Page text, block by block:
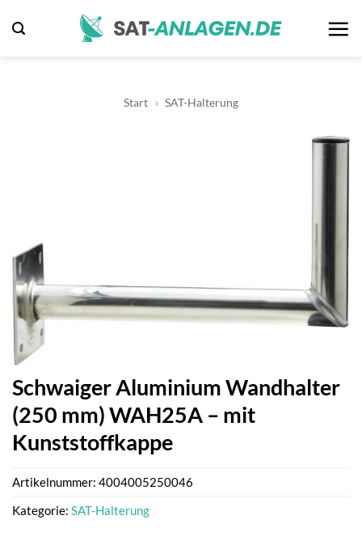
Inhalt
Start » SAT-Halterung
Schwaiger Aluminium Wandhalter
(250 mm) WAH25A – mit
Kunststoffkappe
Artikelnummer: 4004005250046
Kategorie: SAT-Halterung